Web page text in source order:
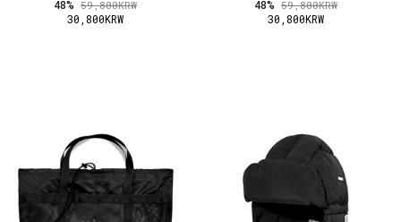
48% 59,800KRW
30,800KRW
48% 59,800KRW
30,800KRW